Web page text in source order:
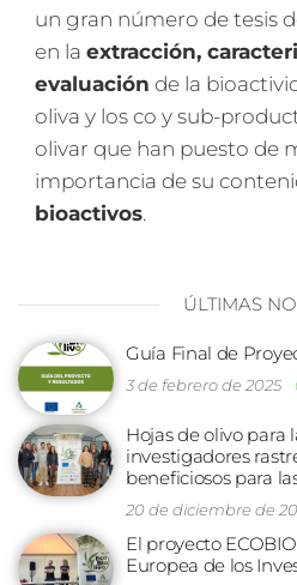
un gran número de tesis
en laextracción,
evaluación de la
oliva y los co y sub-
olivar que han puesto de
importancia de su
bioactivos.
ÚLTIMAS
Guía Final de
3 de febrero de 2025
Hojas de olivo para
investigadores
beneficiosos para
20 de diciembre de
El proyecto
Europea de los